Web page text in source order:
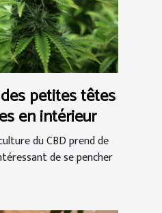
petites têtes
en intérieur
du CBD prend de
de se pencher